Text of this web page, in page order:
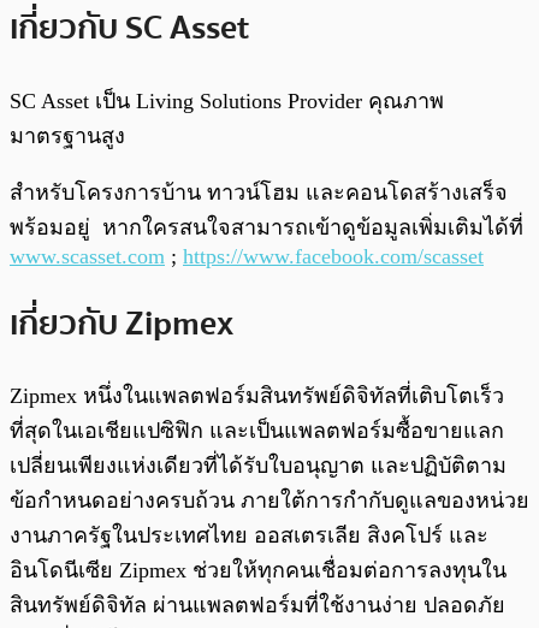
เกี่ยวกับ SC Asset
SC Asset เป็น Living Solutions Provider คุณภาพ
มาตรฐานสูง
สำหรับโครงการบ้าน ทาวน์โฮม และคอนโดสร้างเสร็จ
พร้อมอยู่ หากใครสนใจสามารถเข้าดูข้อมูลเพิ่มเติมได้ที่
www.scasset.com ; https://www.facebook.com/scasset
เกี่ยวกับ Zipmex
Zipmex หนึ่งในแพลตฟอร์มสินทรัพย์ดิจิทัลที่เติบโตเร็ว
ที่สุดในเอเชียแปซิฟิก และเป็นแพลตฟอร์มซื้อขายแลก
เปลี่ยนเพียงแห่งเดียวที่ได้รับใบอนุญาต และปฏิบัติตาม
ข้อกำหนดอย่างครบถ้วน ภายใต้การกำกับดูแลของหน่วย
งานภาครัฐในประเทศไทย ออสเตรเลีย สิงคโปร์ และ
อินโดนีเซีย Zipmex ช่วยให้ทุกคนเชื่อมต่อการลงทุนใน
สินทรัพย์ดิจิทัล ผ่านแพลตฟอร์มที่ใช้งานง่าย ปลอดภัย